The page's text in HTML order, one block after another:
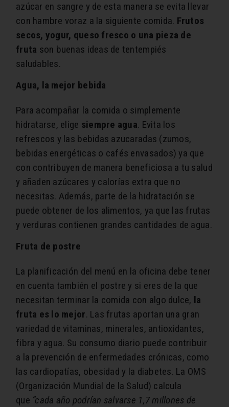
azúcar en sangre y de esta manera se evita llevar
con hambre voraz a la siguiente comida. Frutos
secos, yogur, queso fresco o una pieza de
fruta son buenas ideas de tentempiés
saludables.
Agua, la mejor bebida
Para acompañar la comida o simplemente
hidratarse, elige siempre agua. Evita los
refrescos y las bebidas azucaradas (zumos,
bebidas energéticas o cafés envasados) ya que
con contribuyen de manera beneficiosa a tu salud
y añaden azúcares y calorías extra que no
necesitas. Además, parte de la hidratación se
puede obtener de los alimentos, ya que las frutas
y verduras contienen grandes cantidades de agua.
Fruta de postre
La planificación del menú en la oficina debe tener
en cuenta también el postre y si eres de la que
necesitan terminar la comida con algo dulce, la
fruta es lo mejor. Las frutas aportan una gran
variedad de vitaminas, minerales, antioxidantes,
fibra y agua. Su consumo diario puede contribuir
a la prevención de enfermedades crónicas, como
las cardiopatías, obesidad y la diabetes. La OMS
(Organización Mundial de la Salud) calcula
que “cada año podrían salvarse 1,7 millones de